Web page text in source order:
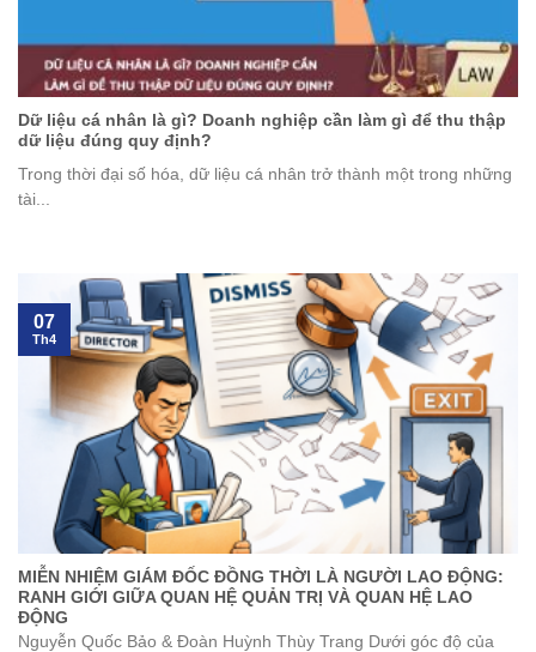
Dữ liệu cá nhân là gì? Doanh nghiệp cần làm gì để thu thập
dữ liệu đúng quy định?
Trong thời đại số hóa, dữ liệu cá nhân trở thành một trong những
tài...
MIỄN NHIỆM GIÁM ĐỐC ĐỒNG THỜI LÀ NGƯỜI LAO ĐỘNG:
RANH GIỚI GIỮA QUAN HỆ QUẢN TRỊ VÀ QUAN HỆ LAO
ĐỘNG
Nguyễn Quốc Bảo & Đoàn Huỳnh Thùy Trang Dưới góc độ của
07
Th4